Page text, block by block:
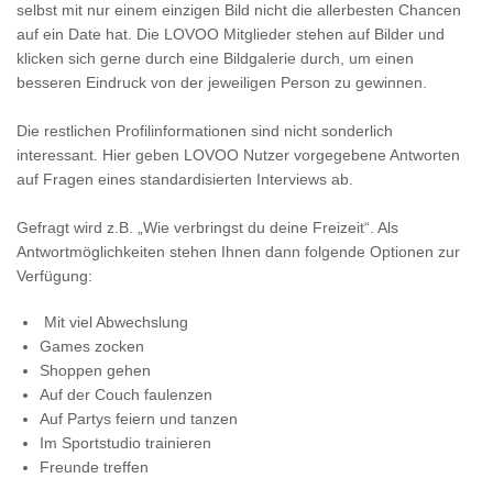
selbst mit nur einem einzigen Bild nicht die allerbesten Chancen
auf ein Date hat. Die LOVOO Mitglieder stehen auf Bilder und
klicken sich gerne durch eine Bildgalerie durch, um einen
besseren Eindruck von der jeweiligen Person zu gewinnen.
Die restlichen Profilinformationen sind nicht sonderlich
interessant. Hier geben LOVOO Nutzer vorgegebene Antworten
auf Fragen eines standardisierten Interviews ab.
Gefragt wird z.B. „Wie verbringst du deine Freizeit“. Als
Antwortmöglichkeiten stehen Ihnen dann folgende Optionen zur
Verfügung:
Mit viel Abwechslung
Games zocken
Shoppen gehen
Auf der Couch faulenzen
Auf Partys feiern und tanzen
Im Sportstudio trainieren
Freunde treffen